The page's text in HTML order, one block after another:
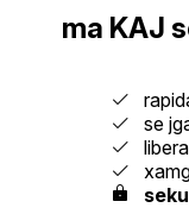
ma KAJ
se